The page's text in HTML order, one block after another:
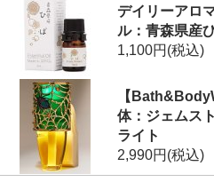
デイリーアロ
ル：青森県産
1,100円(税込)
【
体：ジェムス
ライト
2,990円(税込)